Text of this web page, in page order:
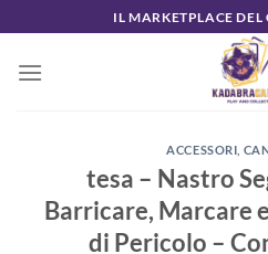
ai
contenuti
IL MARKETPLACE
ACCESSORI
tesa – Nastro
Barricare, Marcare
di Pericolo –